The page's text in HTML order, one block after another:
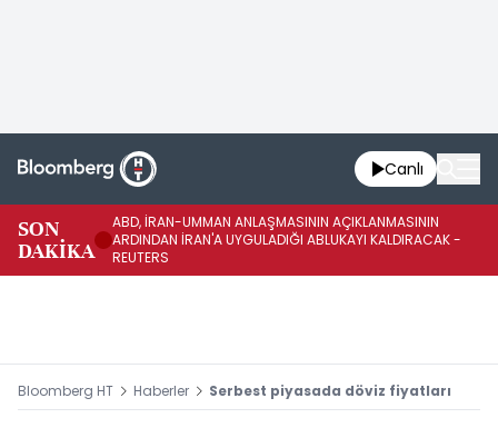
Canlı
SON
DAKİKA
ABD, İRAN-UMMAN ANLAŞMASININ AÇIKLANMASININ
ARDINDAN İRAN'A UYGULADIĞI ABLUKAYI KALDIRACAK -
REUTERS
Bloomberg HT Haberler Serbest piyasada döviz fiyatları